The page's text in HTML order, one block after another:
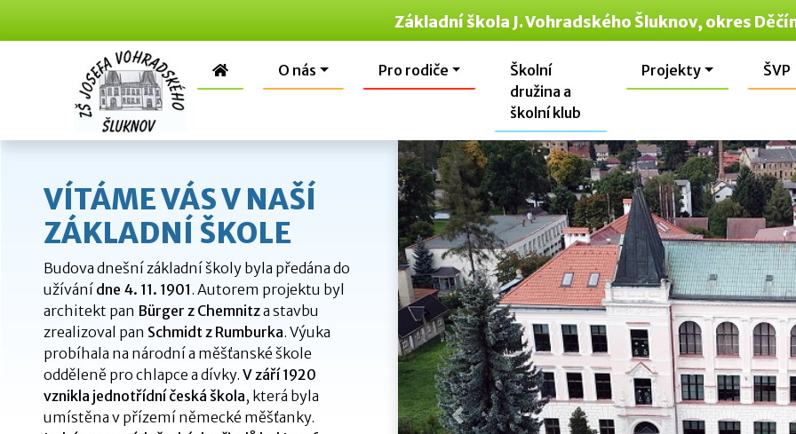
Základní škola J. Vohradského Šluknov, okres
O nás Pro rodiče
Školní
družina a
školní klub
Projekty ŠVP
VÍTÁME VÁS V NAŠÍ
ZÁKLADNÍ ŠKOLE
Budova dnešní základní školy byla předána do
užívání dne 4. 11. 1901. Autorem projektu byl
architekt pan Bürger z Chemnitza stavbu
zrealizoval pan Schmidt z Rumburka. Výuka
probíhala na národní a měšťanské škole
odděleně pro chlapce a dívky. V září 1920
vznikla jednotřídní česká škola, která byla
umístěna v přízemí německé měšťanky.
Předchozí